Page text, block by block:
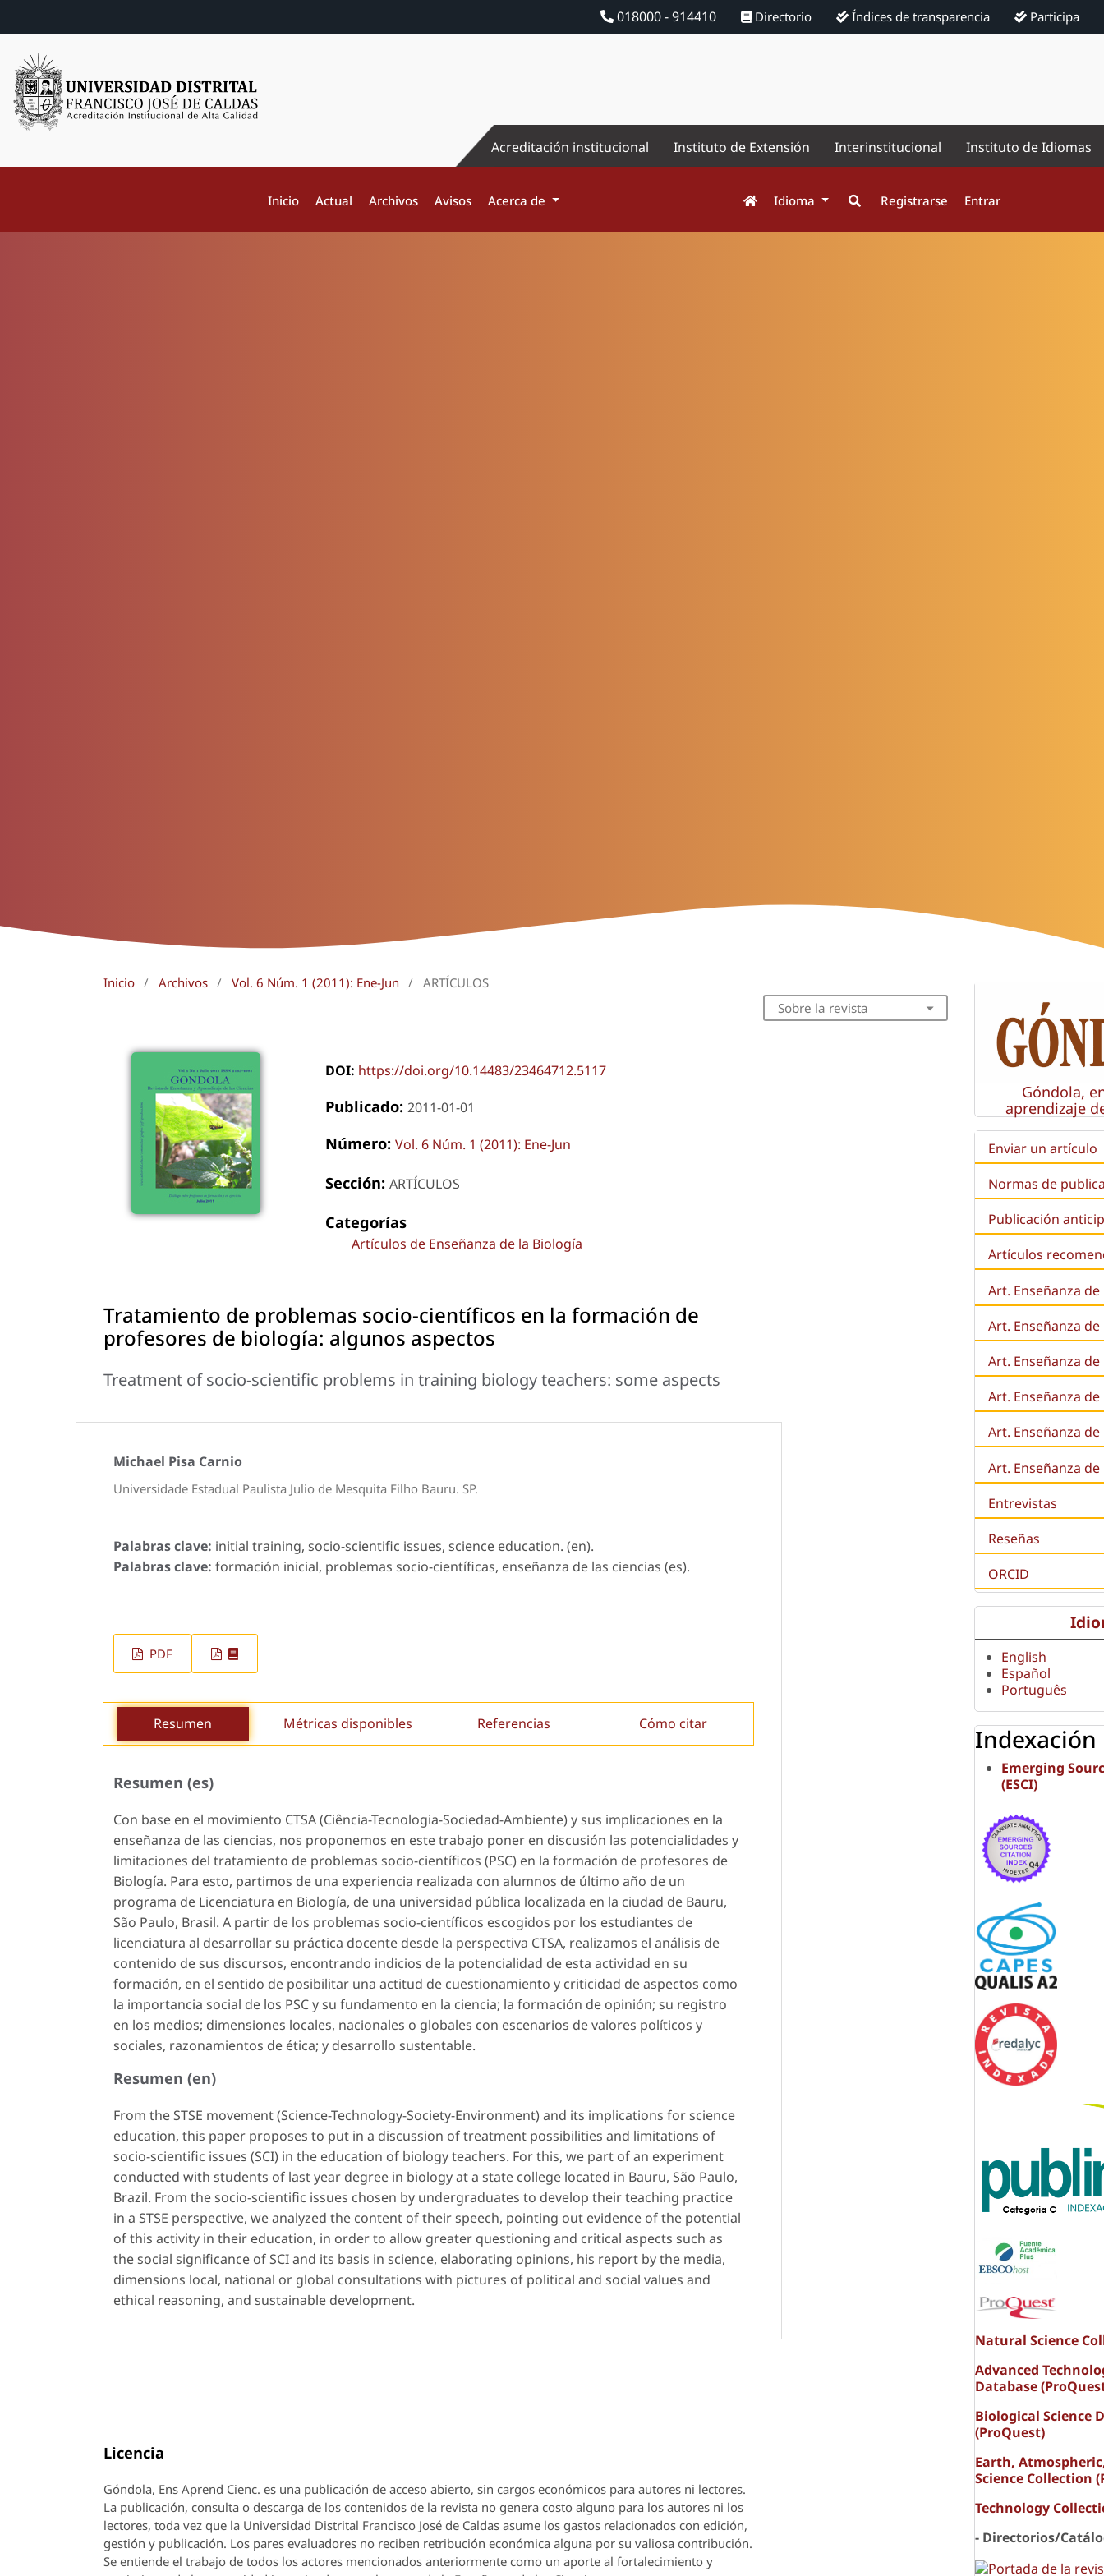
018000 - 914410 Directorio Índices de transparencia Participa
Acreditación institucional Instituto de Extensión Interinstitucional Instituto de Idiomas
Inicio Actual Archivos Avisos Acerca de Idioma Registrarse Entrar
Inicio / Archivos / Vol. 6 Núm. 1 (2011): Ene-Jun / ARTÍCULOS
DOI: https://doi.org/10.14483/23464712.5117
Publicado: 2011-01-01
Número: Vol. 6 Núm. 1 (2011): Ene-Jun
Sección: ARTÍCULOS
Categorías
Artículos de Enseñanza de la Biología
Tratamiento de problemas socio-científicos en la formación de
profesores de biología: algunos aspectos
Treatment of socio-scientific problems in training biology teachers: some aspects
Michael Pisa Carnio
Universidade Estadual Paulista Julio de Mesquita Filho Bauru. SP.
Palabras clave: initial training, socio-scientific issues, science education. (en).
Palabras clave: formación inicial, problemas socio-científicas, enseñanza de las ciencias (es).
PDF
Resumen Métricas disponibles Referencias Cómo citar
Resumen (es)
Con base en el movimiento CTSA (Ciência-Tecnologia-Sociedad-Ambiente) y sus implicaciones en la
enseñanza de las ciencias, nos proponemos en este trabajo poner en discusión las potencialidades y
limitaciones del tratamiento de problemas socio-científicos (PSC) en la formación de profesores de
Biología. Para esto, partimos de una experiencia realizada con alumnos de último año de un
programa de Licenciatura en Biología, de una universidad pública localizada en la ciudad de Bauru,
São Paulo, Brasil. A partir de los problemas socio-científicos escogidos por los estudiantes de
licenciatura al desarrollar su práctica docente desde la perspectiva CTSA, realizamos el análisis de
contenido de sus discursos, encontrando indicios de la potencialidad de esta actividad en su
formación, en el sentido de posibilitar una actitud de cuestionamiento y criticidad de aspectos como
la importancia social de los PSC y su fundamento en la ciencia; la formación de opinión; su registro
en los medios; dimensiones locales, nacionales o globales con escenarios de valores políticos y
sociales, razonamientos de ética; y desarrollo sustentable.
Resumen (en)
From the STSE movement (Science-Technology-Society-Environment) and its implications for science
education, this paper proposes to put in a discussion of treatment possibilities and limitations of
socio-scientific issues (SCI) in the education of biology teachers. For this, we part of an experiment
conducted with students of last year degree in biology at a state college located in Bauru, São Paulo,
Brazil. From the socio-scientific issues chosen by undergraduates to develop their teaching practice
in a STSE perspective, we analyzed the content of their speech, pointing out evidence of the potential
of this activity in their education, in order to allow greater questioning and critical aspects such as
the social significance of SCI and its basis in science, elaborating opinions, his report by the media,
dimensions local, national or global consultations with pictures of political and social values and
ethical reasoning, and sustainable development.
Licencia
Góndola, Ens Aprend Cienc. es una publicación de acceso abierto, sin cargos económicos para autores ni lectores.
La publicación, consulta o descarga de los contenidos de la revista no genera costo alguno para los autores ni los
lectores, toda vez que la Universidad Distrital Francisco José de Caldas asume los gastos relacionados con edición,
gestión y publicación. Los pares evaluadores no reciben retribución económica alguna por su valiosa contribución.
Se entiende el trabajo de todos los actores mencionados anteriormente como un aporte al fortalecimiento y
Sobre la revista
Góndola,
aprendizaje
Enviar un artículo
Normas de
Publicación
Artículos
Art. Enseñanza
Art. Enseñanza
Art. Enseñanza de
Art. Enseñanza de
Art. Enseñanza
Art. Enseñanza
Entrevistas
Reseñas
ORCID
English
Español
Português
Indexación
Emerging
(ESCI)
Natural Science
Advanced
Database
Biological Science
(ProQuest)
Earth,
Science Collection
Technology
- Directorios/